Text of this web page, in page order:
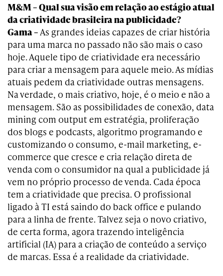
M&M – Qual sua visão em relação ao estágio atual
da criatividade brasileira na publicidade?
Gama –As grandes ideias capazes de criar história
para uma marca no passado não são mais o caso
hoje. Aquele tipo de criatividade era necessário
para criar a mensagem para aquele meio. As mídias
atuais pedem da criatividade outras mensagens.
Na verdade, o mais criativo, hoje, é o meio e não a
mensagem. São as possibilidades de conexão, data
mining com output em estratégia, proliferação
dos blogs e podcasts, algoritmo programando e
customizando o consumo, e-mail marketing, e-
commerce que cresce e cria relação direta de
venda com o consumidor na qual a publicidade já
vem no próprio processo de venda. Cada época
tem a criatividade que precisa. O profissional
ligado à TI está saindo do back office e pulando
para a linha de frente. Talvez seja o novo criativo,
de certa forma, agora trazendo inteligência
artificial (IA) para a criação de conteúdo a serviço
de marcas. Essa é a realidade da criatividade.